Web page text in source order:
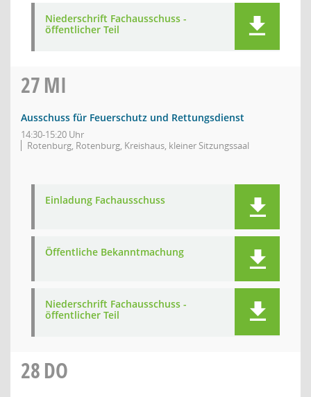
Niederschrift Fachausschuss -
öffentlicher Teil
27MI
Ausschuss für Feuerschutz und Rettungsdienst
14:30-15:20 Uhr
Rotenburg, Rotenburg, Kreishaus, kleiner Sitzungssaal
Einladung Fachausschuss
Öffentliche Bekanntmachung
Niederschrift Fachausschuss -
öffentlicher Teil
28DO